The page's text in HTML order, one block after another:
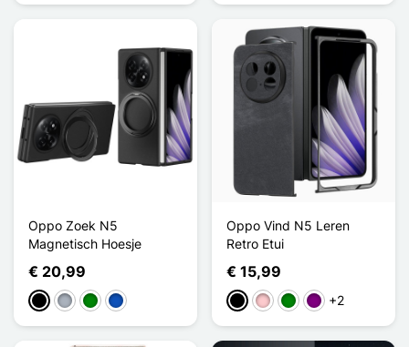
Oppo Zoek N5
Magnetisch Hoesje
€ 20,99
ZwartGrijsGroenSaphir
Oppo Vind N5 Leren
Retro Etui
€ 15,99
ZwartRozeGroenPurper
+2